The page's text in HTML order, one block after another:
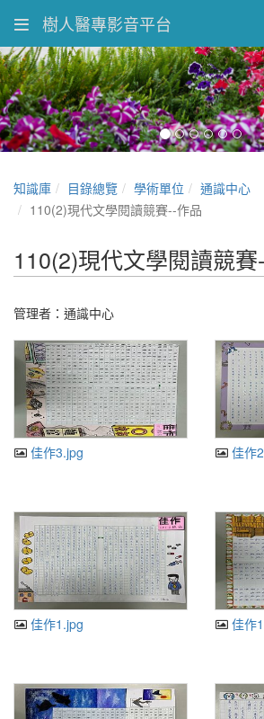
樹人醫專影音平台
知識庫 目錄總覽 學術單位
通識中心
110(2)現代文學閱讀競賽--作品
110(2)現代文學閱讀競賽
管理者：通識中心
佳作3.jpg 佳作
佳作1.jpg 佳作